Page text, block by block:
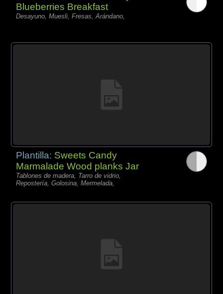
Blueberries Breakfast
Desayuno, Muesli, Fresas, Arándano,
Plantilla: Sweets Candy
Marmalade Wood planks Jar
Tablones de madera, Tarro de vidrio,
Repostería, Golosina, Mermelada,